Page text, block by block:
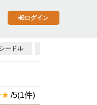
ログイン
ードル
/5(1件)